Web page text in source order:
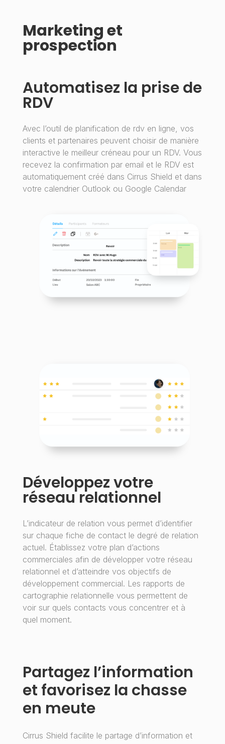
Marketing et
prospection
Automatisez la prise de
RDV
Avec l’outil de planification de rdv en ligne, vos
clients et partenaires peuvent choisir de manière
interactive le meilleur créneau pour un RDV. Vous
recevez la confirmation par email et le RDV est
automatiquement créé dans Cirrus Shield et dans
votre calendrier Outlook ou Google Calendar
Développez votre
réseau relationnel
L’indicateur de relation vous permet d’identifier
sur chaque fiche de contact le degré de relation
actuel. Établissez votre plan d’actions
commerciales afin de développer votre réseau
relationnel et d’atteindre vos objectifs de
développement commercial. Les rapports de
cartographie relationnelle vous permettent de
voir sur quels contacts vous concentrer et à
quel moment.
Partagez l’information
et favorisez la chasse
en meute
Cirrus Shield facilite le partage d’information et